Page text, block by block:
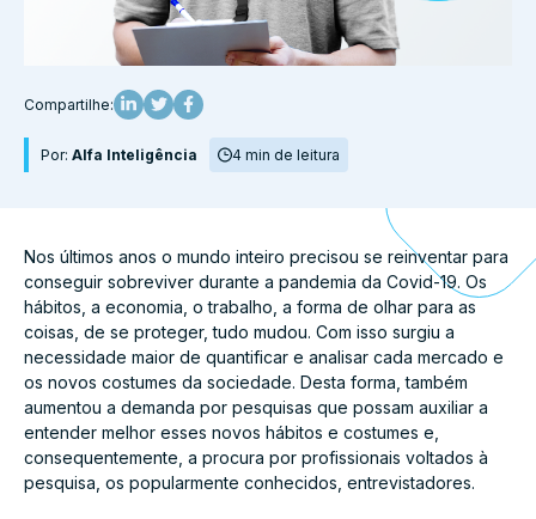
Compartilhe:
Por: Alfa Inteligência 4 min de leitura
Nos últimos anos o mundo inteiro precisou se reinventar para
conseguir sobreviver durante a pandemia da Covid-19. Os
hábitos, a economia, o trabalho, a forma de olhar para as
coisas, de se proteger, tudo mudou. Com isso surgiu a
necessidade maior de quantificar e analisar cada mercado e
os novos costumes da sociedade. Desta forma, também
aumentou a demanda por pesquisas que possam auxiliar a
entender melhor esses novos hábitos e costumes e,
consequentemente, a procura por profissionais voltados à
pesquisa, os popularmente conhecidos, entrevistadores.